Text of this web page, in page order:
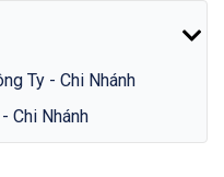
Ty - Chi Nhánh
Chi Nhánh